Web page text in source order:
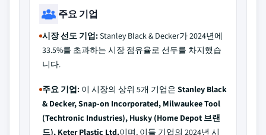
주요 기업
시장 선도 기업:Stanley Black & Decker가 2024년에
33.5%를 초과하는 시장 점유율로 선두를 차지했습
니다.
주요 기업: 이 시장의 상위 5개 기업은 Stanley Black
& Decker, Snap-on Incorporated, Milwaukee Tool
(Techtronic Industries), Husky (Home Depot 브랜
드), Keter Plastic Ltd.이며, 이들 기업의 2024년 시